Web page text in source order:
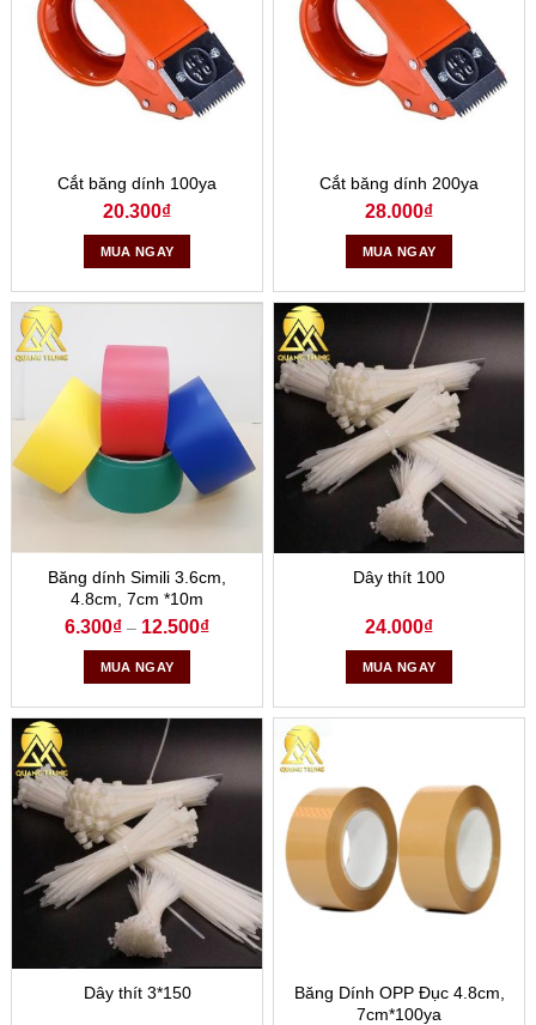
Cắt băng dính 100ya
20.300₫
MUA NGAY
Cắt băng dính 200ya
28.000₫
MUA NGAY
Băng dính Simili 3.6cm,
4.8cm, 7cm *10m
6.300₫ – 12.500₫
MUA NGAY
Dây thít 100
24.000₫
MUA NGAY
Dây thít 3*150
Băng Dính OPP Đục 4.8cm,
7cm*100ya